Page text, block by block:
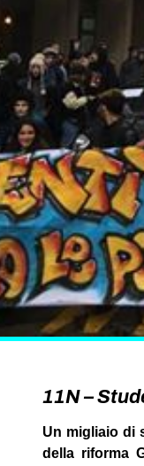
11N –
Un migliaio di
della riforma